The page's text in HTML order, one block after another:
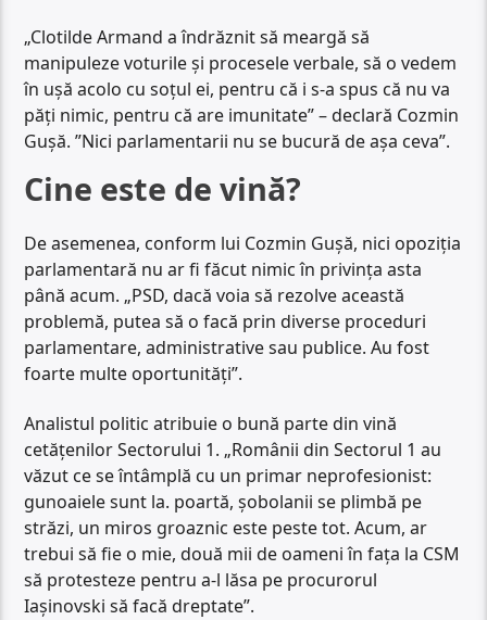
„Clotilde Armand a îndrăznit să meargă să
manipuleze voturile și procesele verbale, să o vedem
în ușă acolo cu soțul ei, pentru că i s-a spus că nu va
păți nimic, pentru că are imunitate” – declară Cozmin
Gușă. ”Nici parlamentarii nu se bucură de așa ceva”.
Cine este de vină?
De asemenea, conform lui Cozmin Gușă, nici opoziția
parlamentară nu ar fi făcut nimic în privința asta
până acum. „PSD, dacă voia să rezolve această
problemă, putea să o facă prin diverse proceduri
parlamentare, administrative sau publice. Au fost
foarte multe oportunități”.
Analistul politic atribuie o bună parte din vină
cetățenilor Sectorului 1. „Românii din Sectorul 1 au
văzut ce se întâmplă cu un primar neprofesionist:
gunoaiele sunt la. poartă, șobolanii se plimbă pe
străzi, un miros groaznic este peste tot. Acum, ar
trebui să fie o mie, două mii de oameni în fața la CSM
să protesteze pentru a-l lăsa pe procurorul
Iașinovski să facă dreptate”.